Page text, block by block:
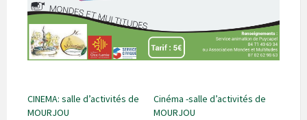
CINEMA: salle d’activités de
MOURJOU
Cinéma -salle d’activités de
MOURJOU